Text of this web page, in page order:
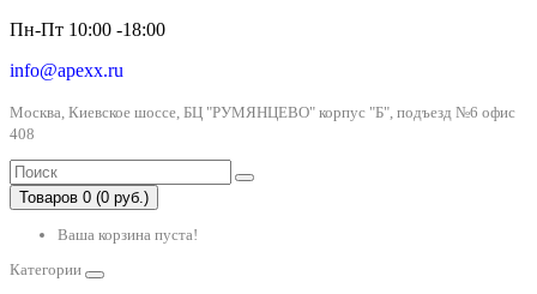
Пн-Пт 10:00 -18:00
info@apexx.ru
Москва, Киевское шоссе, БЦ "РУМЯНЦЕВО" корпус "Б", подъезд №6 офис
408
Товаров 0 (0 руб.)
Ваша корзина пуста!
Категории